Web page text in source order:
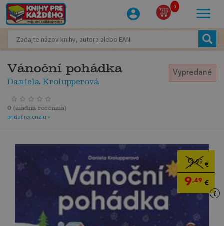
0
Vánoční pohádka
Daniela Krolupperová
Vypredané
0 (žiadna recenzia)
pridať recenziu »
9,99 €
9,49 €